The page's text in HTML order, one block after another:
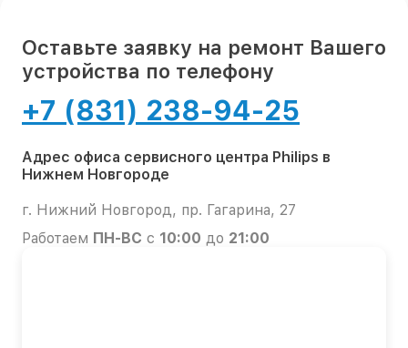
Оставьте заявку на ремонт Вашего
устройства по телефону
+7 (831) 238-94-25
Адрес офиса сервисного центра Philips в
Нижнем Новгороде
г. Нижний Новгород, пр. Гагарина, 27
Работаем ПН-ВС с 10:00 до 21:00